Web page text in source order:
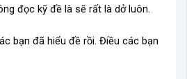
đọc kỹ đề là sẽ rất là dở luôn.
bạn đã hiểu đề rồi. Điều các bạn